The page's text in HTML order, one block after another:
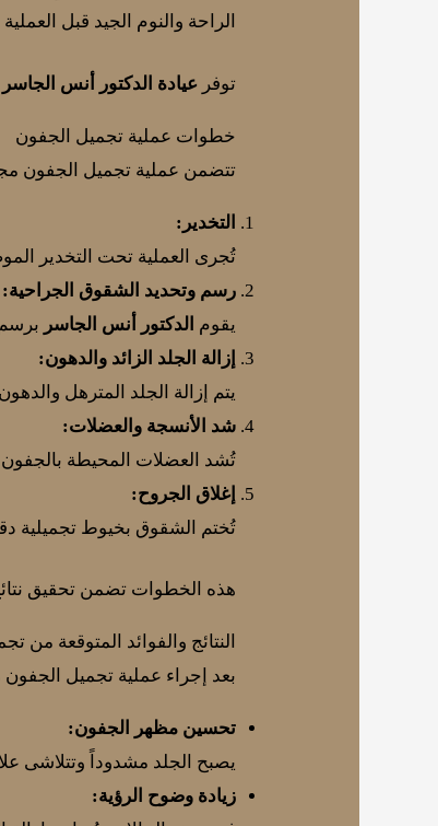
الراحة والنوم الجيد قبل
توفر عيادة الدكتور أنس الجاسر
خطوات عملية تجميل الجفون
تتضمن عملية تجميل الجفون
التخدير:
تُجرى العملية تحت التخدير
رسم وتحديد الشقوق الجراحية:
يقوم الدكتور أنس الجاسر
إزالة الجلد الزائد والدهون:
يتم إزالة الجلد المترهل
شد الأنسجة والعضلات:
تُشد العضلات المحيطة
إغلاق الجروح:
تُختم الشقوق بخيوط تجميلية
هذه الخطوات تضمن تحقيق
النتائج والفوائد المتوقعة من
بعد إجراء عملية تجميل الجفون
تحسين مظهر الجفون:
يصبح الجلد مشدوداً وتتلاشى
زيادة وضوح الرؤية: